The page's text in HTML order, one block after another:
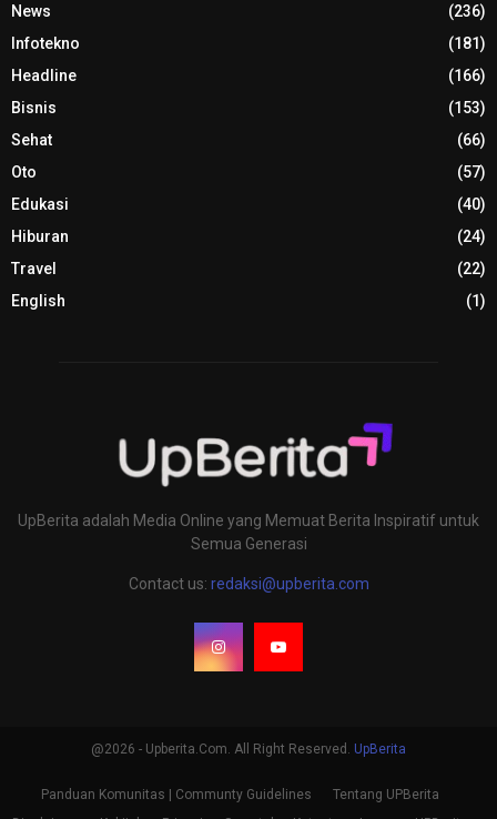
News
(236)
Infotekno
(181)
Headline
(166)
Bisnis
(153)
Sehat
(66)
Oto
(57)
Edukasi
(40)
Hiburan
(24)
Travel
(22)
English
(1)
UpBerita adalah Media Online yang Memuat Berita Inspiratif untuk
Semua Generasi
Contact us: redaksi@upberita.com
@2026 - Upberita.Com. All Right Reserved. UpBerita
Panduan Komunitas | Communty Guidelines
Tentang UPBerita